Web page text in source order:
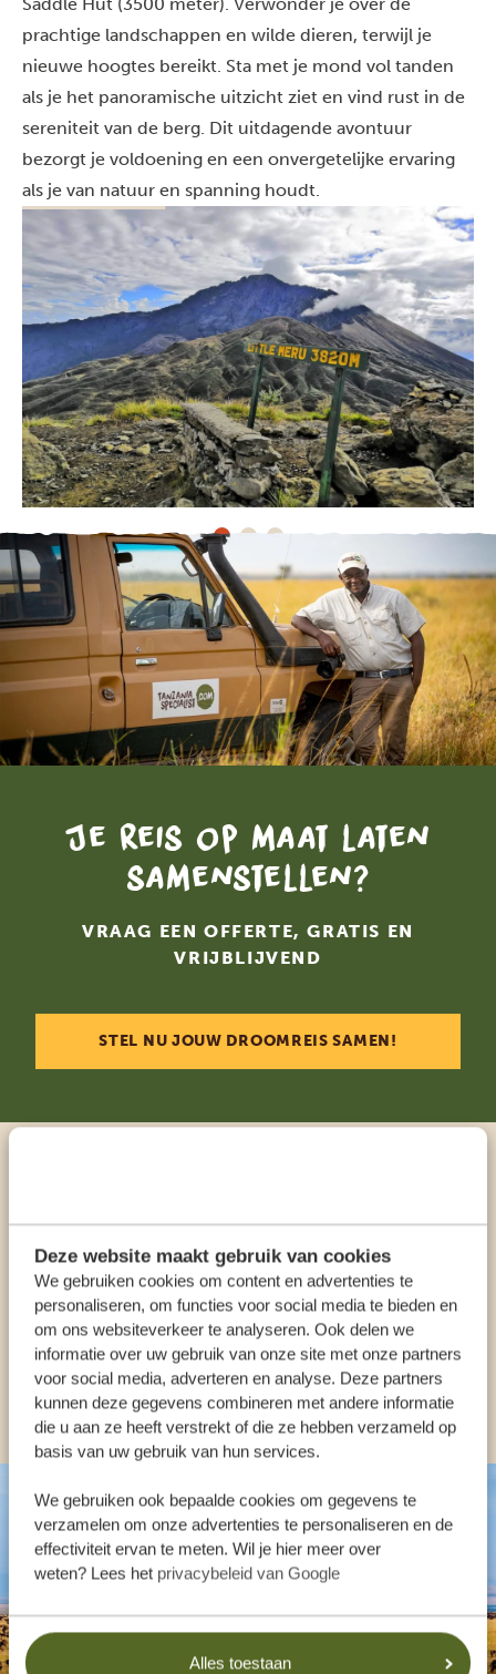
Deze website maakt gebruik van cookies
We gebruiken cookies om content en advertenties te
personaliseren, om functies voor social media te bieden en
om ons websiteverkeer te analyseren. Ook delen we
informatie over uw gebruik van onze site met onze partners
voor social media, adverteren en analyse. Deze partners
kunnen deze gegevens combineren met andere informatie
die u aan ze heeft verstrekt of die ze hebben verzameld op
basis van uw gebruik van hun services.
We gebruiken ook bepaalde cookies om gegevens te
verzamelen om onze advertenties te personaliseren en de
effectiviteit ervan te meten. Wil je hier meer over
weten? Lees het privacybeleid van Google
Alles toestaan
prachtige landschappen en wilde dieren, terwijl je
nieuwe hoogtes bereikt. Sta met je mond vol tanden
als je het panoramische uitzicht ziet en vind rust in de
sereniteit van de berg. Dit uitdagende avontuur
bezorgt je voldoening en een onvergetelijke ervaring
als je van natuur en spanning houdt.
Je reis op maat laten
samenstellen?
VRAAG EEN OFFERTE, GRATIS EN
VRIJBLIJVEND
STEL NU JOUW DROOMREIS SAMEN!
ONZE SPECIALISTEN STAAN VOOR JE KLAAR
NL: +31 174 35 2016
ANDERE LANDEN